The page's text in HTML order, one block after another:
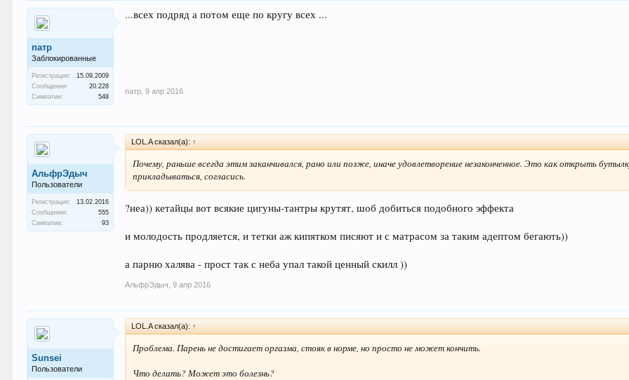
патр
Заблокированные
Регистрация:
15.09.2009
Сообщения:
20.228
Симпатии:
548
...всех подряд а потом еще по кругу всех ...
патр 9 апр 2016
АльфрЭдыч
Пользователи
Регистрация:
13.02.2016
Сообщения:
555
Симпатии:
93
LOL.A сказал(а): ↑
Почему, раньше всегда этим заканчивался, рано или позже, иначе удовлетворение незаконченное. Это как открыть
прикладываться, согласись.
?неа)) кетайцы вот всякие цигуны-тантры крутят, шоб добиться подобного эффекта
и молодость продляется, и тетки аж кипятком писяют и с матрасом за таким адептом бегають))
а парню халява - прост так с неба упал такой ценный скилл ))
АльфрЭдыч 9 апр 2016
Sunsei
Пользователи
LOL.A сказал(а): ↑
Проблема. Парень не достигает оргазма, стояк в норме, но просто не может кончить.
Что делать? Может это болезнь?